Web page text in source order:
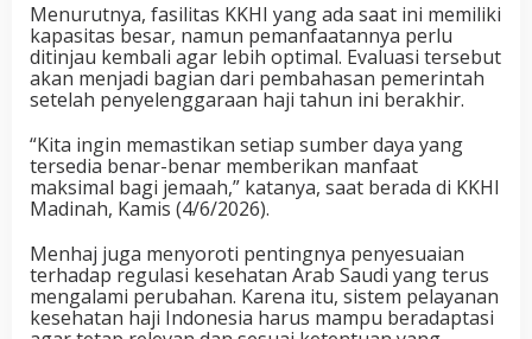
Menurutnya, fasilitas KKHI yang ada saat ini memiliki
kapasitas besar, namun pemanfaatannya perlu
ditinjau kembali agar lebih optimal. Evaluasi tersebut
akan menjadi bagian dari pembahasan pemerintah
setelah penyelenggaraan haji tahun ini berakhir.
“Kita ingin memastikan setiap sumber daya yang
tersedia benar-benar memberikan manfaat
maksimal bagi jemaah,” katanya, saat berada di KKHI
Madinah, Kamis (4/6/2026).
Menhaj juga menyoroti pentingnya penyesuaian
terhadap regulasi kesehatan Arab Saudi yang terus
mengalami perubahan. Karena itu, sistem pelayanan
kesehatan haji Indonesia harus mampu beradaptasi